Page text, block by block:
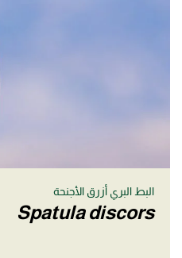
البط البري أزرق الأجنحة
Spatula discors